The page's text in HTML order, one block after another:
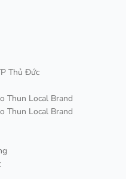
Thủ Đức
Thun Local Brand
Thun Local Brand